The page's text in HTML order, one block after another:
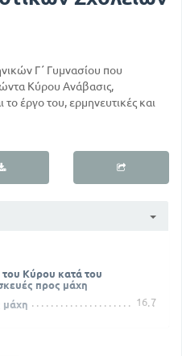
Γ΄ Γυμνασίου που
Κύρου Ανάβασις,
έργο του, ερμηνευτικές και
του Κύρου κατά του
προς μάχη
7
μάχη 16